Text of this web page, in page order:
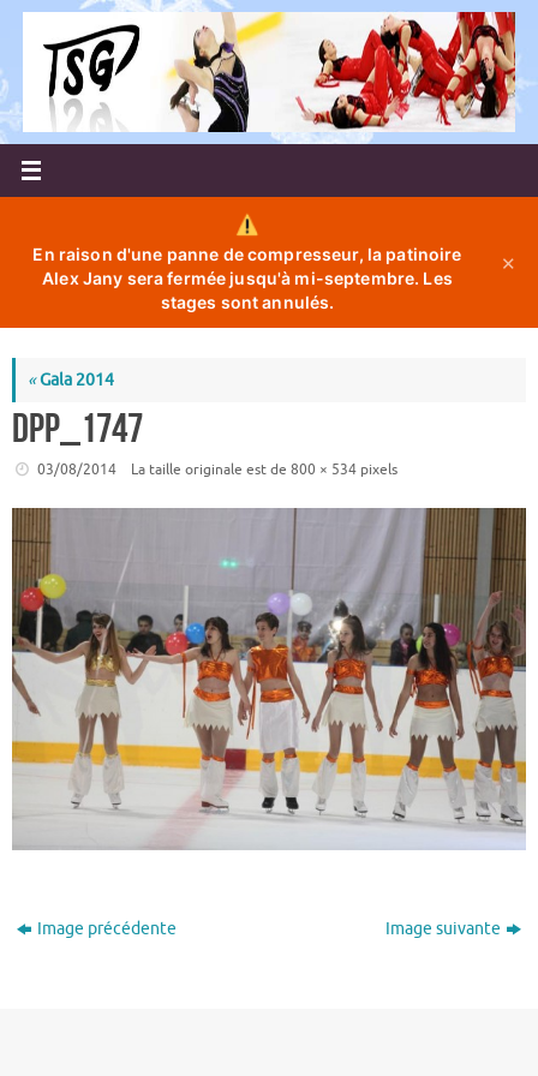
Passer
contenu
En raison d'une panne de compresseur, la patinoire
Alex Jany sera fermée jusqu'à mi-septembre. Les
stages sont annulés.
✕
«Gala 2014
DPP_1747
03/08/2014 La taille originale est de 800 × 534pixels
Image précédente Image suivante